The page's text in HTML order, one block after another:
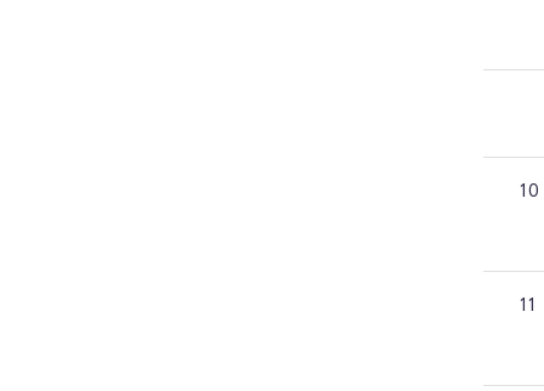
10
11